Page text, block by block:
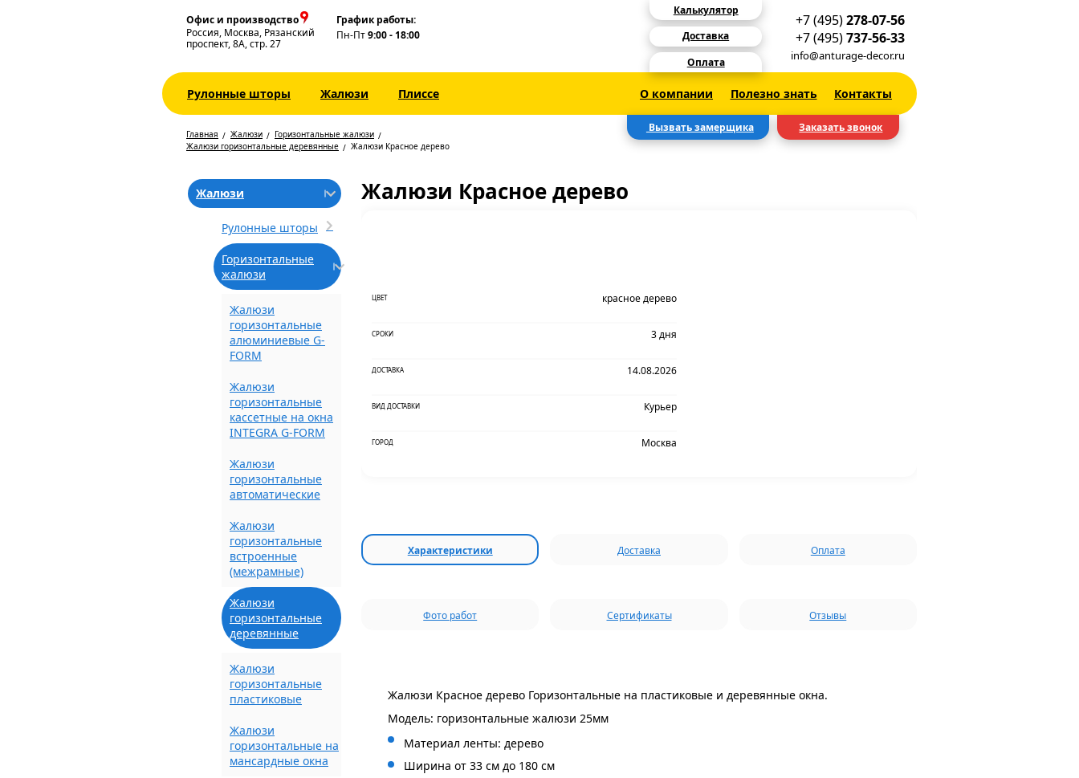
Офис и производство
Россия, Москва, Рязанский
проспект, 8А, стр. 27
График работы:
Пн-Пт9:00 - 18:00
Калькулятор
Доставка
Оплата
+7 (495)278-07-56
+7 (495)737-56-33
info@anturage-decor.ru
Рулонные шторы Жалюзи Плиссе О компании Полезно знать Контакты
Вызвать замерщика Заказать звонок
Главная Жалюзи
Горизонтальные жалюзи
Жалюзи горизонтальные деревянные
Жалюзи Красное дерево
Жалюзи
Рулонные шторы
Горизонтальные
жалюзи
Жалюзи
горизонтальные
алюминиевые G-
FORM
Жалюзи
горизонтальные
кассетные на окна
INTEGRA G-FORM
Жалюзи
горизонтальные
автоматические
Жалюзи
горизонтальные
встроенные
(межрамные)
Жалюзи
горизонтальные
деревянные
Жалюзи
горизонтальные
пластиковые
Жалюзи
горизонтальные на
мансардные окна
Жалюзи Красное дерево
ЦВЕТ красное дерево
СРОКИ 3 дня
ДОСТАВКА 14.08.2026
ВИД ДОСТАВКИ Курьер
ГОРОД Москва
Характеристики Доставка Оплата
Фото работ Сертификаты Отзывы
Жалюзи Красное дерево Горизонтальные на пластиковые и деревянные окна.
Модель: горизонтальные жалюзи 25мм
Материал ленты: дерево
Ширина от 33 см до 180 см